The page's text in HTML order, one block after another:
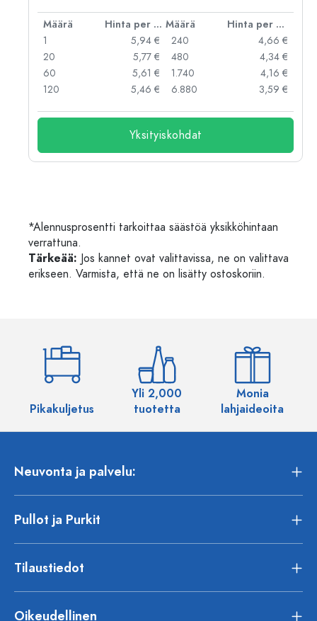
Määrä Hinta per kpl Määrä
Hinta per kpl
1
5,94 €
20
5,77 €
60
5,61 €
120
5,46 €
240
4,66 €
480
4,34 €
1.740
4,16 €
6.880
3,59 €
Yksityiskohdat
*Alennusprosentti tarkoittaa säästöä yksikköhintaan
verrattuna.
Tärkeää: Jos kannet ovat valittavissa, ne on valittava
erikseen. Varmista, että ne on lisätty ostoskoriin.
Pikakuljetus
Yli 2,000
tuotetta
Monia
lahjaideoita
Neuvonta ja palvelu:
Pullot ja Purkit
Tilaustiedot
Oikeudellinen